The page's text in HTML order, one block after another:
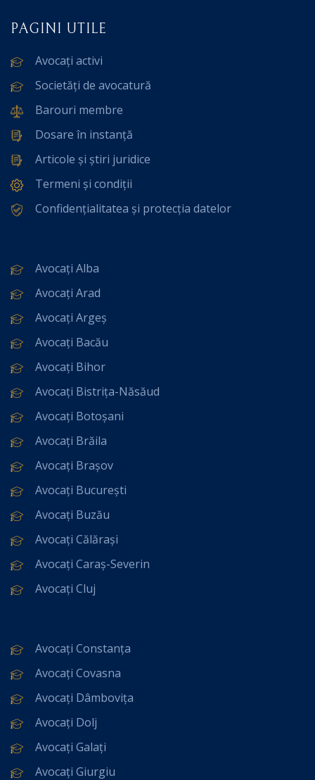
PAGINI UTILE
Avocați activi
Societăți de avocatură
Barouri membre
Dosare în instanță
Articole și știri juridice
Termeni și condiții
Confidențialitatea și protecția datelor
Avocați Alba
Avocați Arad
Avocați Argeș
Avocați Bacău
Avocați Bihor
Avocați Bistrița-Năsăud
Avocați Botoșani
Avocați Brăila
Avocați Brașov
Avocați București
Avocați Buzău
Avocați Călărași
Avocați Caraș-Severin
Avocați Cluj
Avocați Constanța
Avocați Covasna
Avocați Dâmbovița
Avocați Dolj
Avocați Galați
Avocați Giurgiu